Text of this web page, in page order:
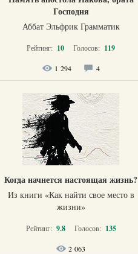
Господня
Аббат Эльфрик Грамматик
Рейтинг: 10 Голосов: 119
1 294 4
Когда начнется настоящая жизнь?
Из книги «Как найти свое место в
жизни​»
Рейтинг: 9.8 Голосов: 135
2 063